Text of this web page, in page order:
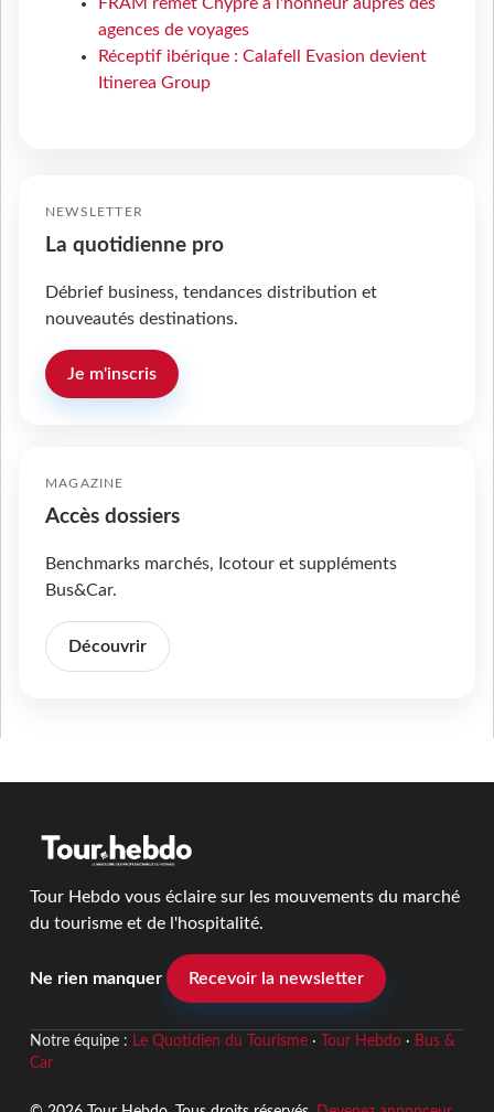
FRAM remet Chypre à l'honneur auprès des
agences de voyages
Réceptif ibérique : Calafell Evasion devient
Itinerea Group
NEWSLETTER
La quotidienne pro
Débrief business, tendances distribution et
nouveautés destinations.
Je m'inscris
MAGAZINE
Accès dossiers
Benchmarks marchés, Icotour et suppléments
Bus&Car.
Découvrir
Tour Hebdo vous éclaire sur les mouvements du marché
du tourisme et de l'hospitalité.
Ne rien manquer Recevoir la newsletter
Notre équipe : Le Quotidien du Tourisme· Tour Hebdo· Bus &
Car